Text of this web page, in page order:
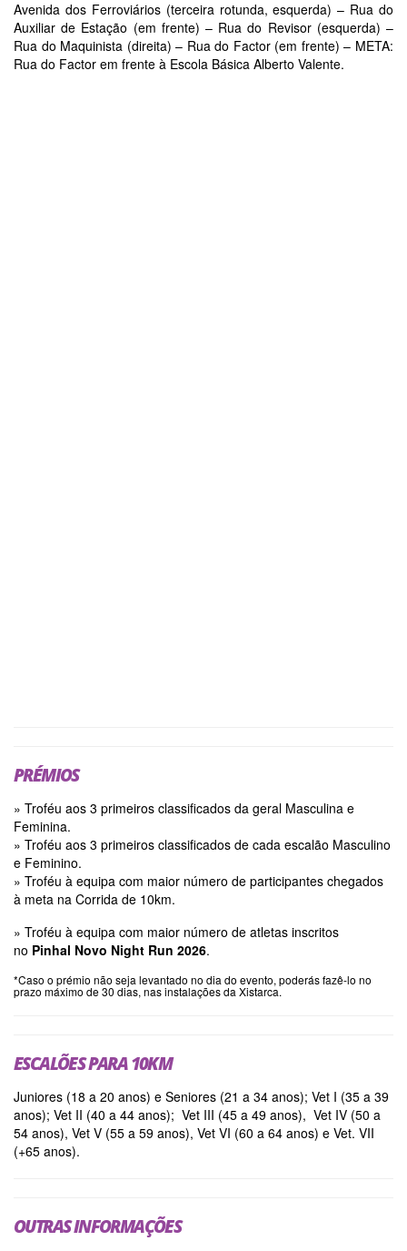
Avenida dos Ferroviários (terceira rotunda, esquerda) – Rua do
Auxiliar de Estação (em frente) – Rua do Revisor (esquerda) –
Rua do Maquinista (direita) – Rua do Factor (em frente) – META:
Rua do Factor em frente à Escola Básica Alberto Valente.
PRÉMIOS
» Troféu aos 3 primeiros classificados da geral Masculina e
Feminina.
» Troféu aos 3 primeiros classificados de cada escalão Masculino
e Feminino.
» Troféu à equipa com maior número de participantes chegados
à meta na Corrida de 10km.
» Troféu à equipa com maior número de atletas inscritos
no Pinhal Novo Night Run 2026.
*Caso o prémio não seja levantado no dia do evento, poderás fazê-lo no
prazo máximo de 30 dias, nas instalações da Xistarca.
ESCALÕES PARA 10KM
Juniores (18 a 20 anos) e Seniores (21 a 34 anos); Vet I (35 a 39
anos); Vet II (40 a 44 anos); Vet III (45 a 49 anos), Vet IV (50 a
54 anos), Vet V (55 a 59 anos), Vet VI (60 a 64 anos) e Vet. VII
(+65 anos).
OUTRAS INFORMAÇÕES